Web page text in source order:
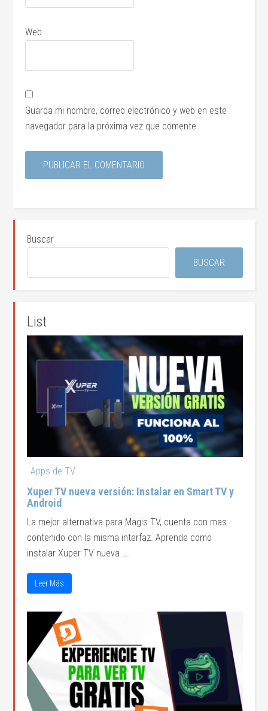
Web
Guarda mi nombre, correo electrónico y web en este
navegador para la próxima vez que comente.
Buscar
BUSCAR
List
Apps de TV
Xuper TV nueva versión: Instalar en Smart TV y
Android
La mejor alternativa para Magis TV, cuenta con mas
contenido con la misma interfaz. Aprende como
instalar Xuper TV nueva ...
Leer Más